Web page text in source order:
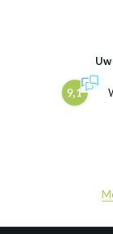
9,1